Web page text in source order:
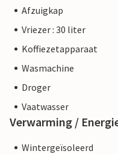
Afzuigkap
Vriezer : 30 liter
Koffiezetapparaat
Wasmachine
Droger
Vaatwasser
Verwarming /
Wintergeïsoleerd